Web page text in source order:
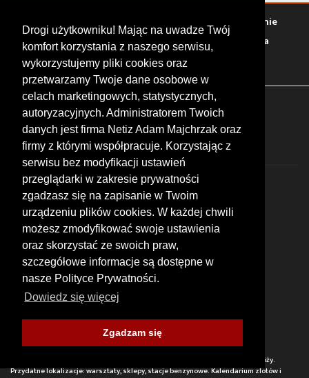
Drogi użytkowniku! Mając na uwadze Twój
komfort korzystania z naszego serwisu,
wykorzystujemy pliki cookies oraz
przetwarzamy Twoje dane osobowe w
celach marketingowych, statystycznych,
autoryzacyjnych. Administratorem Twoich
danych jest firma Netiz Adam Majchrzak oraz
firmy z którymi współpracuje. Korzystając z
serwisu bez modyfikacji ustawień
przeglądarki w zakresie prywatności
zgadzasz się na zapisanie w Twoim
urządzeniu plików cookies. W każdej chwili
możesz zmodyfikować swoje ustawienia
oraz skorzystać ze swoich praw,
szczegółowe informacje są dostępne w
nasze Polityce Prywatności.
Dowiedz się więcej
Zgadzam się
Warto zobaczyć Serwisy Stacje paliw
Jedzenie
Bary Zakwaterowanie Tory Zloty Rajdy
Spotkania
Targi Giełdy Szkolenia
FOLLOW US
© 2026 by MotoWhizzer.com
All rights reserved.
KONTAKT
ul. Chopina 16, I piętro
47-400 Racibórz
MOTOWHIZZER.COM
Baza ciekawych miejsc motocyklowych, wartych odwiedzenia w trakcie podróży.
Przydatne lokalizacje: warsztaty, sklepy, stacje benzynowe. Kalendarium zlotów i